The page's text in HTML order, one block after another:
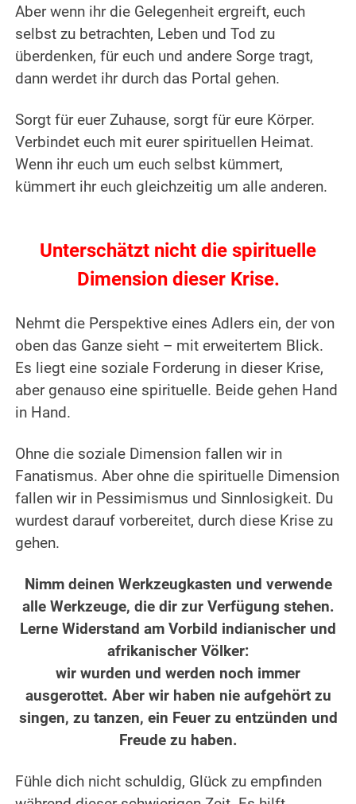
Aber wenn ihr die Gelegenheit ergreift, euch
selbst zu betrachten, Leben und Tod zu
überdenken, für euch und andere Sorge tragt,
dann werdet ihr durch das Portal gehen.
Sorgt für euer Zuhause, sorgt für eure Körper.
Verbindet euch mit eurer spirituellen Heimat.
Wenn ihr euch um euch selbst kümmert,
kümmert ihr euch gleichzeitig um alle anderen.
Unterschätzt nicht die spirituelle
Dimension dieser Krise.
Nehmt die Perspektive eines Adlers ein, der von
oben das Ganze sieht – mit erweitertem Blick.
Es liegt eine soziale Forderung in dieser Krise,
aber genauso eine spirituelle. Beide gehen Hand
in Hand.
Ohne die soziale Dimension fallen wir in
Fanatismus. Aber ohne die spirituelle Dimension
fallen wir in Pessimismus und Sinnlosigkeit. Du
wurdest darauf vorbereitet, durch diese Krise zu
gehen.
Nimm deinen Werkzeugkasten und verwende
alle Werkzeuge, die dir zur Verfügung stehen.
Lerne Widerstand am Vorbild indianischer und
afrikanischer Völker:
wir wurden und werden noch immer
ausgerottet. Aber wir haben nie aufgehört zu
singen, zu tanzen, ein Feuer zu entzünden und
Freude zu haben.
Fühle dich nicht schuldig, Glück zu empfinden